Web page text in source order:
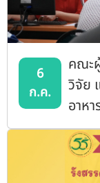
6
ก.ค.
คณะ
วิจัย
อาห
ผลิต